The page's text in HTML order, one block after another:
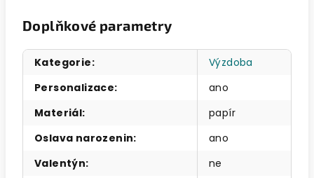
Doplňkové parametry
Kategorie:
Výzdoba
Personalizace:
ano
Materiál:
papír
Oslava narozenin:
ano
Valentýn:
ne